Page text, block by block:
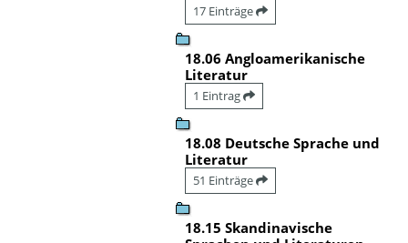
17 Einträge
18.06 Angloamerikanische
Literatur
1 Eintrag
18.08 Deutsche Sprache und
Literatur
51 Einträge
18.15 Skandinavische